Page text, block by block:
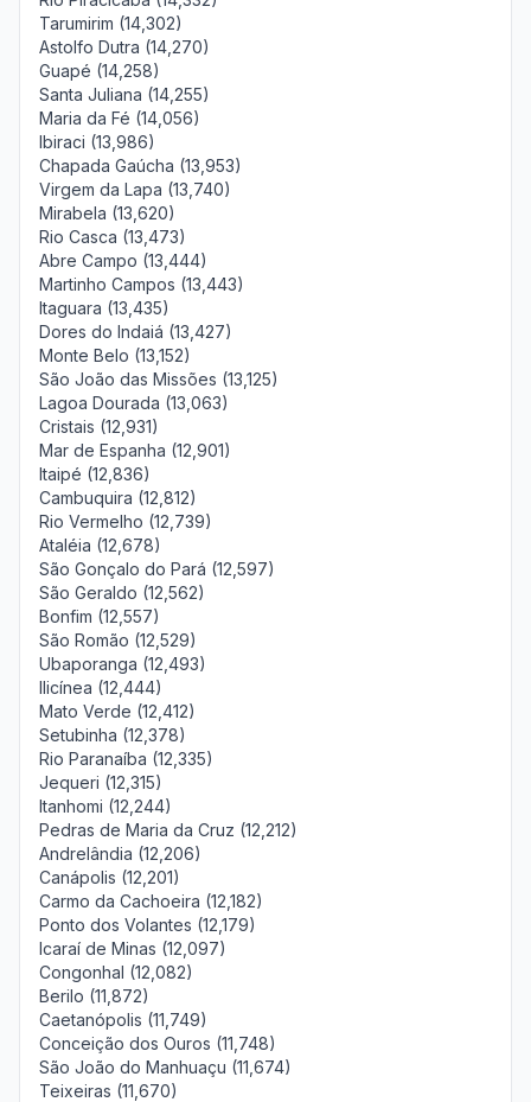
Tarumirim (14,302)
Astolfo Dutra (14,270)
Guapé (14,258)
Santa Juliana (14,255)
Maria da Fé (14,056)
Ibiraci (13,986)
Chapada Gaúcha (13,953)
Virgem da Lapa (13,740)
Mirabela (13,620)
Rio Casca (13,473)
Abre Campo (13,444)
Martinho Campos (13,443)
Itaguara (13,435)
Dores do Indaiá (13,427)
Monte Belo (13,152)
São João das Missões (13,125)
Lagoa Dourada (13,063)
Cristais (12,931)
Mar de Espanha (12,901)
Itaipé (12,836)
Cambuquira (12,812)
Rio Vermelho (12,739)
Ataléia (12,678)
São Gonçalo do Pará (12,597)
São Geraldo (12,562)
Bonfim (12,557)
São Romão (12,529)
Ubaporanga (12,493)
Ilicínea (12,444)
Mato Verde (12,412)
Setubinha (12,378)
Rio Paranaíba (12,335)
Jequeri (12,315)
Itanhomi (12,244)
Pedras de Maria da Cruz (12,212)
Andrelândia (12,206)
Canápolis (12,201)
Carmo da Cachoeira (12,182)
Ponto dos Volantes (12,179)
Icaraí de Minas (12,097)
Congonhal (12,082)
Berilo (11,872)
Caetanópolis (11,749)
Conceição dos Ouros (11,748)
São João do Manhuaçu (11,674)
Teixeiras (11,670)